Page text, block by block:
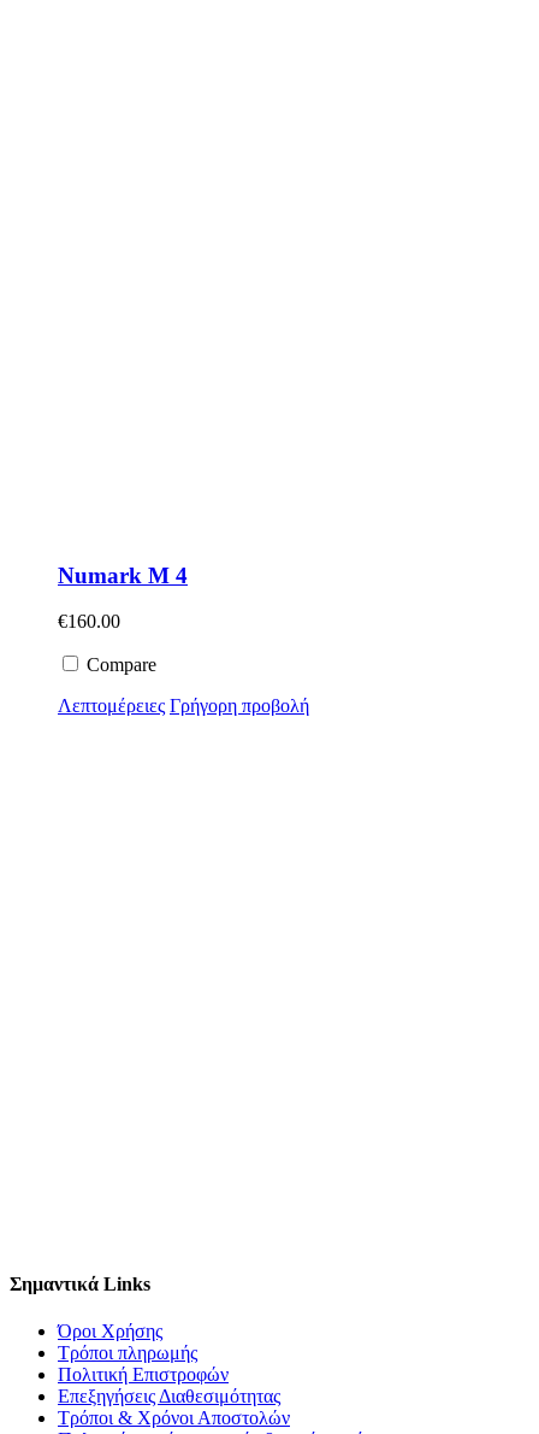
Numark M 4
€160.00
Compare
Λεπτομέρειες Γρήγορη προβολή
Σημαντικά Links
Όροι Χρήσης
Τρόποι πληρωμής
Πολιτική Επιστροφών
Επεξηγήσεις Διαθεσιμότητας
Τρόποι & Χρόνοι Αποστολών